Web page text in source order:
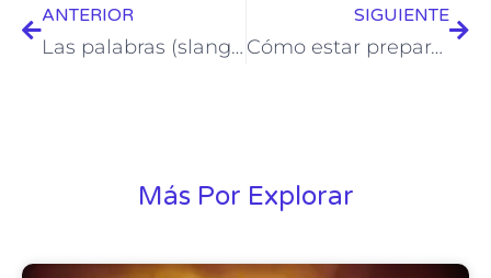
ANTERIOR
Las palabras (slang gay) que debes de saber cuando viajes a México
SIGUIENTE
Cómo estar preparado para ser pasivo en cualquier momento de tu viaje
Más Por Explorar